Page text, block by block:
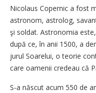
Nicolaus Copernic a fost
astronom, astrolog,
şi soldat. Astronomia
după ce, în anii 1500, a
jurul Soarelui, o teorie
care oamenii credeau că
S-a născut acum 550 de